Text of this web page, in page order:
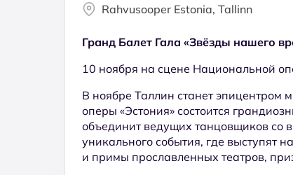
Rahvusooper Estonia, Tallinn
Гранд Балет Гала «Звёзды нашего
10 ноября на сцене Национальной
В ноябре Таллин станет эпицентром
оперы «Эстония» состоится
объединит ведущих танцовщиков со
уникального события, где выступят
и примы прославленных театров,